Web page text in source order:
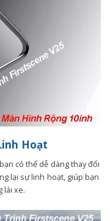
Hoạt
có thể dễ dàng thay đổi
lại sự linh hoạt, giúp bạn
lái xe.